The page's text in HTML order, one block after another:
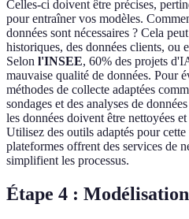
Celles-ci doivent être précises,
pour entraîner vos modèles.
données sont nécessaires ? Cela
historiques, des données clients, ou
Selon l'INSEE, 60% des projets
mauvaise qualité de données. Pour
méthodes de collecte adaptées
sondages et des analyses de
les données doivent être nettoyées
Utilisez des outils adaptés pour
plateformes offrent des services de
simplifient les processus.
Étape 4 :